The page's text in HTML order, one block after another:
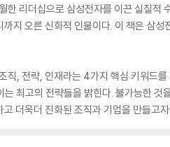
한 리더십으로 삼성전자를 이끈 실질
까지 오른 신화적 인물이다. 이 책은 삼
조직, 전략, 인재라는 4가지 핵심 키워드
최고의 전략들을 밝힌다. 불가능한 것
더욱더 진화된 조직과 기업을 만들고